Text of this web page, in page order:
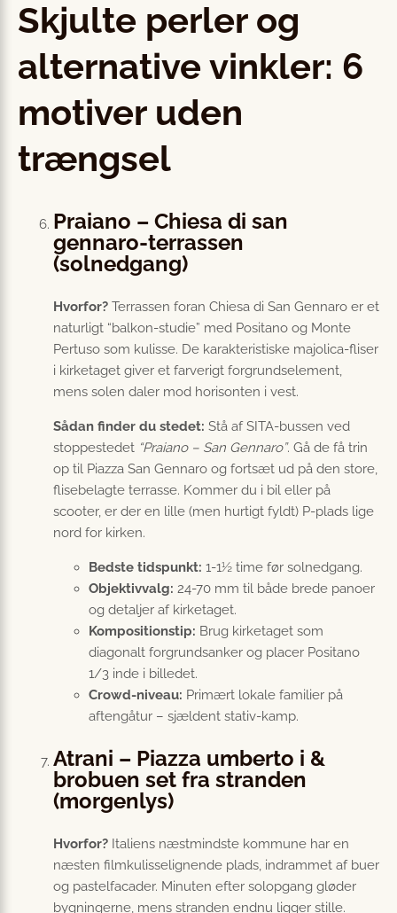
Skjulte perler og
alternative vinkler: 6
motiver uden
trængsel
Praiano – Chiesa di san
gennaro-terrassen
(solnedgang)
Hvorfor? Terrassen foran Chiesa di San Gennaro er et
naturligt “balkon-studie” med Positano og Monte
Pertuso som kulisse. De karakteristiske majolica-fliser
i kirketaget giver et farverigt forgrundselement,
mens solen daler mod horisonten i vest.
Sådan finder du stedet: Stå af SITA-bussen ved
stoppestedet “Praiano – San Gennaro”. Gå de få trin
op til Piazza San Gennaro og fortsæt ud på den store,
flisebelagte terrasse. Kommer du i bil eller på
scooter, er der en lille (men hurtigt fyldt) P-plads lige
nord for kirken.
Bedste tidspunkt: 1-1½ time før solnedgang.
Objektivvalg: 24-70 mm til både brede panoer
og detaljer af kirketaget.
Kompositionstip: Brug kirketaget som
diagonalt forgrundsanker og placer Positano
1/3 inde i billedet.
Crowd-niveau: Primært lokale familier på
aftengåtur – sjældent stativ-kamp.
Atrani – Piazza umberto i &
brobuen set fra stranden
(morgenlys)
Hvorfor? Italiens næstmindste kommune har en
næsten filmkulisselignende plads, indrammet af buer
og pastelfacader. Minuten efter solopgang gløder
bygningerne, mens stranden endnu ligger stille.